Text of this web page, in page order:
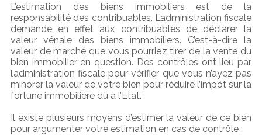
L’estimation des biens immobiliers est de la
responsabilité des contribuables. L’administration fiscale
demande en effet aux contribuables de déclarer la
valeur vénale des biens immobiliers. C’est-à-dire la
valeur de marché que vous pourriez tirer de la vente du
bien immobilier en question. Des contrôles ont lieu par
l’administration fiscale pour vérifier que vous n’ayez pas
minorer la valeur de votre bien pour réduire l’impôt sur la
fortune immobilière dû à l’Etat.
Il existe plusieurs moyens d’estimer la valeur de ce bien
pour argumenter votre estimation en cas de contrôle :